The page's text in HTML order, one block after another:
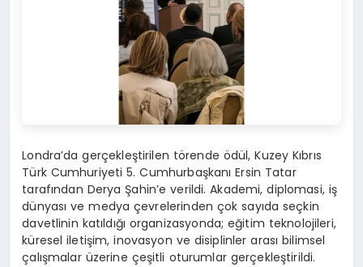
Londra’da gerçekleştirilen törende ödül, Kuzey Kıbrıs
Türk Cumhuriyeti 5. Cumhurbaşkanı Ersin Tatar
tarafından Derya Şahin’e verildi. Akademi, diplomasi, iş
dünyası ve medya çevrelerinden çok sayıda seçkin
davetlinin katıldığı organizasyonda; eğitim teknolojileri,
küresel iletişim, inovasyon ve disiplinler arası bilimsel
çalışmalar üzerine çeşitli oturumlar gerçekleştirildi.